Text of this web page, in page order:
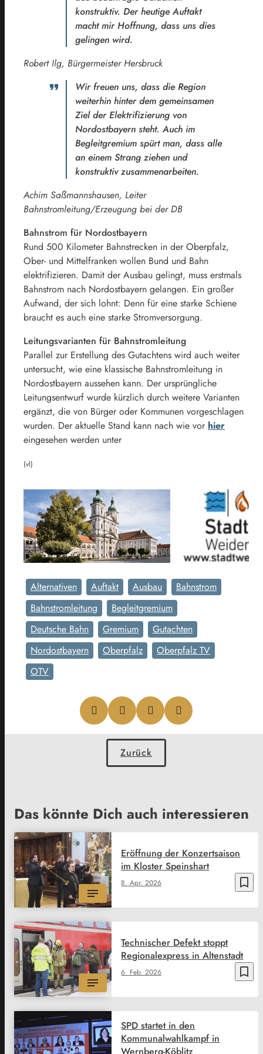
konstruktiv. Der heutige Auftakt
macht mir Hoffnung, dass uns dies
gelingen wird.
Robert Ilg, Bürgermeister Hersbruck
Wir freuen uns, dass die Region
weiterhin hinter dem gemeinsamen
Ziel der Elektrifizierung von
Nordostbayern steht. Auch im
Begleitgremium spürt man, dass alle
an einem Strang ziehen und
konstruktiv zusammenarbeiten.
Achim Saßmannshausen, Leiter
Bahnstromleitung/Erzeugung bei der DB
Bahnstrom für Nordostbayern
Rund 500 Kilometer Bahnstrecken in der Oberpfalz,
Ober- und Mittelfranken wollen Bund und Bahn
elektrifizieren. Damit der Ausbau gelingt, muss erstmals
Bahnstrom nach Nordostbayern gelangen. Ein großer
Aufwand, der sich lohnt: Denn für eine starke Schiene
braucht es auch eine starke Stromversorgung.
Leitungsvarianten für Bahnstromleitung
Parallel zur Erstellung des Gutachtens wird auch weiter
untersucht, wie eine klassische Bahnstromleitung in
Nordostbayern aussehen kann. Der ursprüngliche
Leitungsentwurf wurde kürzlich durch weitere Varianten
ergänzt, die von Bürger oder Kommunen vorgeschlagen
wurden. Der aktuelle Stand kann nach wie vor hier
eingesehen werden unter
(vl)
Alternativen Auftakt Ausbau
Bahnstrom
Bahnstromleitung
Begleitgremium
Deutsche Bahn
Gremium
Gutachten
Nordostbayern
Oberpfalz
Oberpfalz TV
OTV
Zurück
Das könnte Dich auch interessieren
bookmark_border
8. Apr. 2026
Eröffnung der Konzertsaison
im Kloster Speinshart
bookmark_border
6. Feb. 2026
Technischer Defekt stoppt
Regionalexpress in Altenstadt
SPD startet in den
Kommunalwahlkampf in
Wernberg-Köblitz